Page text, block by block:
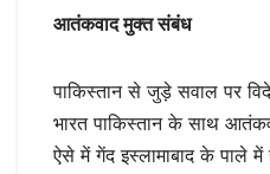
आतंकवाद मुक्त संबंध
पाकिस्तान से जुड़े सवाल पर
भारत पाकिस्तान के साथ
ऐसे में गेंद इस्लामाबाद के पाले में